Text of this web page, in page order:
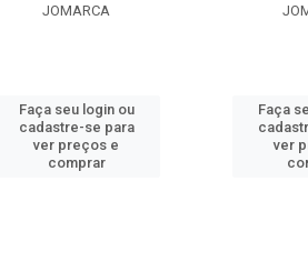
JOMARCA
Faça seu login ou
cadastre-se para
ver preços e
comprar
Faça
ver